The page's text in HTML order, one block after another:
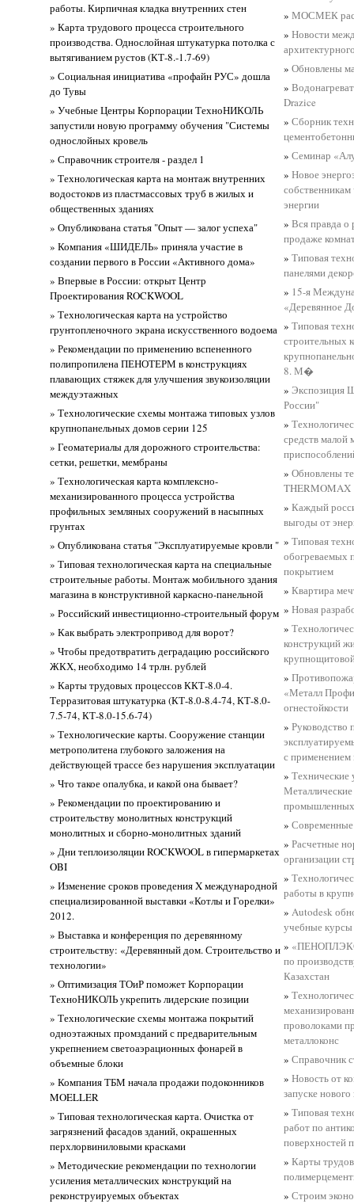
работы. Кирпичная кладка внутренних стен
» Карта трудового процесса строительного
производства. Однослойная штукатурка потолка с
вытягиванием рустов (КТ-8.-1.7-69)
» Социальная инициатива «профайн РУС» дошла
до Тувы
» Учебные Центры Корпорации ТехноНИКОЛЬ
запустили новую программу обучения "Системы
однослойных кровель
» Справочник строителя - раздел 1
» Технологическая карта на монтаж внутренних
водостоков из пластмассовых труб в жилых и
общественных зданиях
» Опубликована статья "Опыт — залог успеха"
» Компания «ШИДЕЛЬ» приняла участие в
создании первого в России «Активного дома»
» Впервые в России: открыт Центр
Проектирования ROCKWOOL
» Технологическая карта на устройство
грунтопленочного экрана искусственного водоема
» Рекомендации по применению вспененного
полипропилена ПЕНОТЕРМ в конструкциях
плавающих стяжек для улучшения звукоизоляции
междуэтажных
» Технологические схемы монтажа типовых узлов
крупнопанельных домов серии 125
» Геоматериалы для дорожного строительства:
сетки, решетки, мембраны
» Технологическая карта комплексно-
механизированного процесса устройства
профильных земляных сооружений в насыпных
грунтах
» Опубликована статья "Эксплуатируемые кровли "
» Типовая технологическая карта на специальные
строительные работы. Монтаж мобильного здания
магазина в конструктивной каркасно-панельной
» Российский инвестиционно-строительный форум
» Как выбрать электропривод для ворот?
» Чтобы предотвратить деградацию российского
ЖКХ, необходимо 14 трлн. рублей
» Карты трудовых процессов ККТ-8.0-4.
Терразитовая штукатурка (КТ-8.0-8.4-74, КТ-8.0-
7.5-74, КТ-8.0-15.6-74)
» Технологические карты. Сооружение станции
метрополитена глубокого заложения на
действующей трассе без нарушения эксплуатации
» Что такое опалубка, и какой она бывает?
» Рекомендации по проектированию и
строительству монолитных конструкций
монолитных и сборно-монолитных зданий
» Дни теплоизоляции ROCKWOOL в гипермаркетах
OBI
» Изменение сроков проведения X международной
специализированной выставки «Котлы и Горелки»
2012.
» Выставка и конференция по деревянному
строительству: «Деревянный дом. Строительство и
технологии»
» Оптимизация ТОиР поможет Корпорации
ТехноНИКОЛЬ укрепить лидерские позиции
» Технологические схемы монтажа покрытий
одноэтажных промзданий с предварительным
укрепнением светоаэрационных фонарей в
объемные блоки
» Компания ТБМ начала продажи подоконников
MOELLER
» Типовая технологическая карта. Очистка от
загрязнений фасадов зданий, окрашенных
перхлорвиниловыми красками
» Методические рекомендации по технологии
усиления металлических конструкций на
реконструируемых объектах
»МОСМЕК
»Новости
»Обновлены
»
Drazice
»Сборник
»Семинар
»Новое
энергии
»Вся правда о
продаже
»Типовая
панелями
» 15-я
«Деревянное
»Типовая
строительных
8. М�
»Экспозиция
России"
»
средств малой
»Обновлены
THERMOMAX
»Каждый
выгоды от
»Типовая
обогреваемых
покрытием
»Квартира
»Новая
»
конструкций
»
«Металл
огнестойкости
»Руководство
с
»Технические
»
»Расчетные
организации
»
работы в
»Autodesk
учебные
»
по
Казахстан
»
проволоками
металлоконс
»Справочник
»Новость от
запуске
»Типовая
работ по
поверхностей
»Карты
»Строим